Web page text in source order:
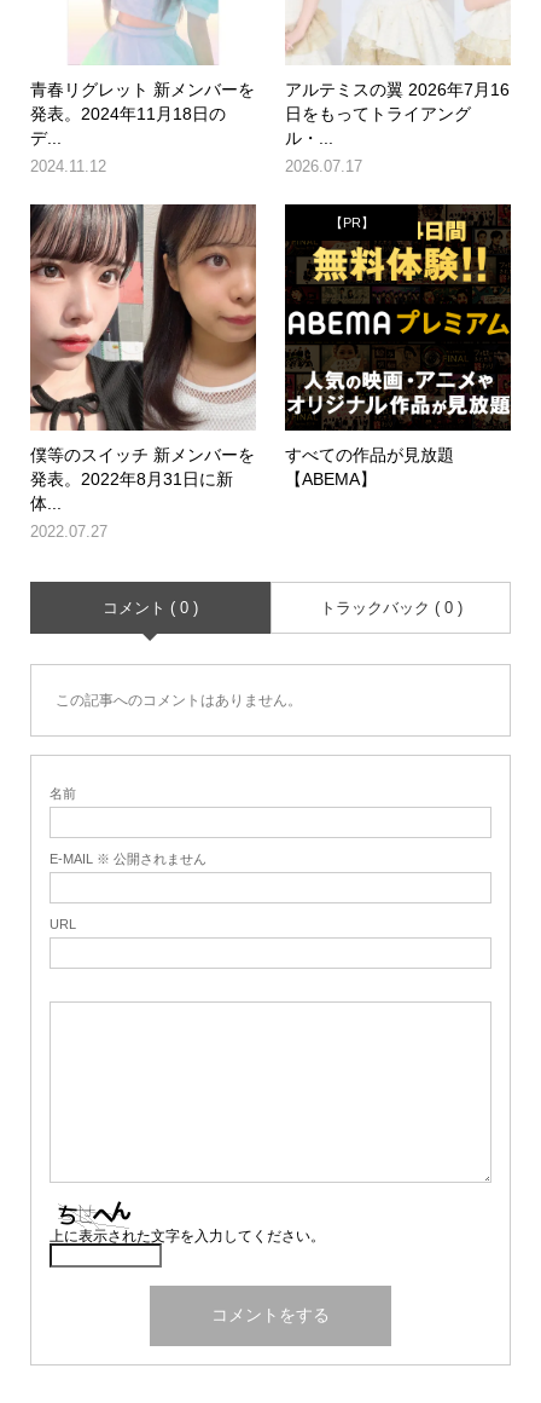
青春リグレット 新メンバーを
発表。2024年11月18日の
デ...
2024.11.12
アルテミスの翼 2026年7月16
日をもってトライアング
ル・...
2026.07.17
僕等のスイッチ 新メンバーを
発表。2022年8月31日に新
体...
2022.07.27
【PR】
すべての作品が見放題
【ABEMA】
コメント ( 0 ) トラックバック ( 0 )
この記事へのコメントはありません。
名前
E-MAIL ※ 公開されません
URL
上に表示された文字を入力してください。